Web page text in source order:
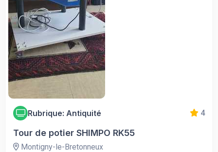
Rubrique: Antiquité 4
Tour de potier SHIMPO RK55
Montigny-le-Bretonneux